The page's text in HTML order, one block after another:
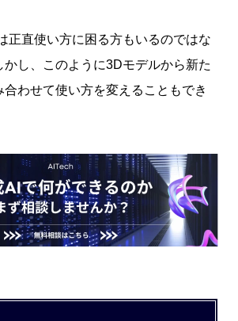
正直使い方に困る方もいるのではな
かし、このように3Dモデルから新た
合わせて使い方を変えることもでき